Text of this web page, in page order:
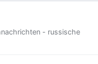
- russische